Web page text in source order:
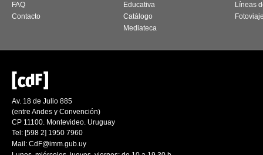
FAQ
Contacto
Educativa
Catálogo
Mediateca
Líneas
Av. 18 de Julio 885
(entre Andes y Convención)
CP 11100. Montevideo. Uruguay
Tel: [598 2] 1950 7960
Mail: CdF@imm.gub.uy